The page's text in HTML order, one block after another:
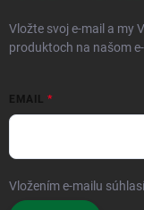
Vložte svoj e-mail a my
produktoch na našom
EMAIL
Vložením e-mailu